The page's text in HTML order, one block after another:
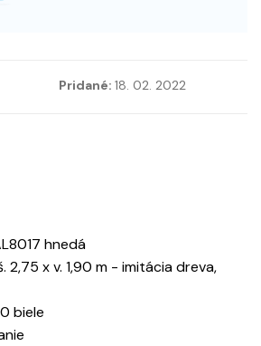
Pridané: 18. 02. 2022
hnedá
2,75 x v. 1,90 m - imitácia dreva,
biele